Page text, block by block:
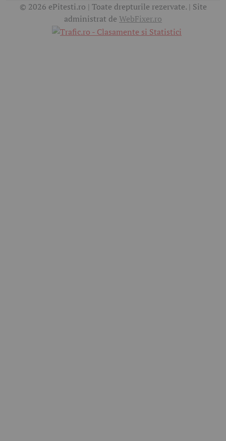
© 2026 ePitesti.ro | Toate drepturile rezervate. | Site
administrat de WebFixer.ro